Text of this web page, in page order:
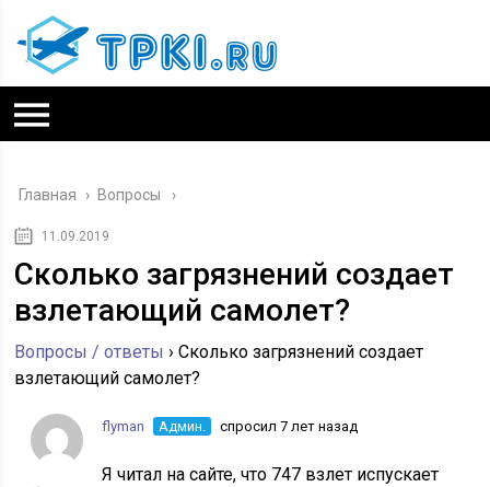
Главная › Вопросы
11.09.2019
Сколько загрязнений создает
взлетающий самолет?
Вопросы / ответы ›Сколько загрязнений создает
взлетающий самолет?
flyman Админ. спросил 7 лет назад
Я читал на сайте, что 747 взлет испускает